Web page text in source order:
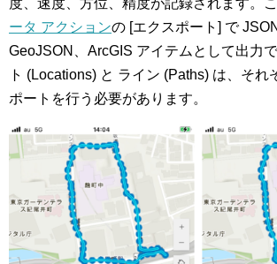
度、速度、方位、精度が記録されます。こ
ータ アクションの [エクスポート] で
GeoJSON、ArcGIS アイテムとして出力
ト (Locations) と ライン (Paths) は、それ
ポートを行う必要があります。